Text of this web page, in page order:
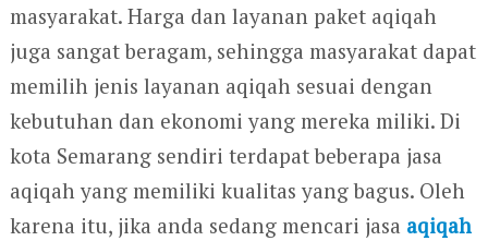
masyarakat. Harga dan layanan paket aqiqah
juga sangat beragam, sehingga masyarakat dapat
memilih jenis layanan aqiqah sesuai dengan
kebutuhan dan ekonomi yang mereka miliki. Di
kota Semarang sendiri terdapat beberapa jasa
aqiqah yang memiliki kualitas yang bagus. Oleh
karena itu, jika anda sedang mencari jasa aqiqah